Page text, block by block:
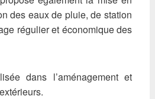
des eaux de pluie, de station
régulier et économique des
dans l’aménagement et